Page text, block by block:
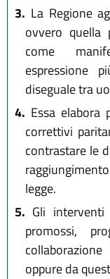
3. La Regione
ovvero quella
come
espressione
diseguale tra
4. Essa elabora
correttivi
contrastare le
legge.
5. Gli
promossi,
oppure da